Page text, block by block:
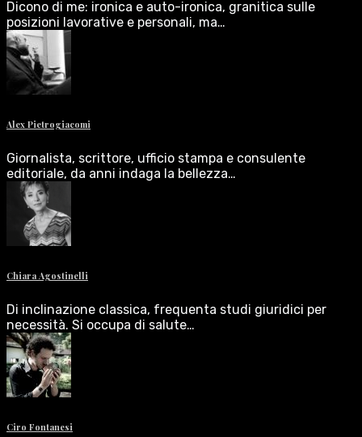
Dicono di me: ironica e auto-ironica, granitica sulle
posizioni lavorative e personali, ma…
Alex Pietrogiacomi
Giornalista, scrittore, ufficio stampa e consulente
editoriale, da anni indaga la bellezza…
Chiara Agostinelli
Di inclinazione classica, frequenta studi giuridici per
necessità. Si occupa di salute…
Ciro Fontanesi